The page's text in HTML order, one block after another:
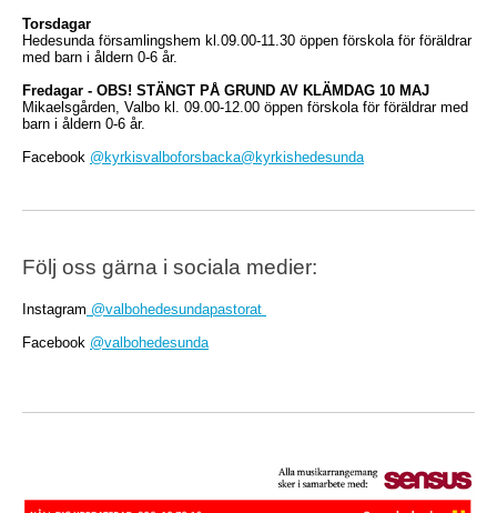
Torsdagar
Hedesunda församlingshem kl.09.00-11.30 öppen förskola för föräldrar
med barn i åldern 0-6 år.
Fredagar - OBS! STÄNGT PÅ GRUND AV KLÄMDAG 10 MAJ
Mikaelsgården, Valbo kl. 09.00-12.00 öppen förskola för föräldrar med
barn i åldern 0-6 år.
Facebook @kyrkisvalboforsbacka@kyrkishedesunda
Följ oss gärna i sociala medier:
Instagram @valbohedesundapastorat
Facebook @valbohedesunda